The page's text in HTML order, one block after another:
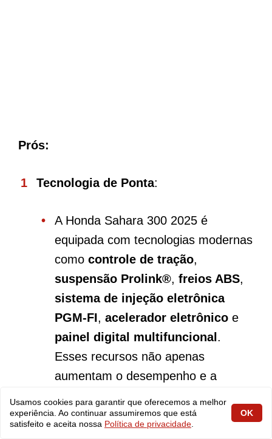
Prós:
Tecnologia de Ponta:
A Honda Sahara 300 2025 é
equipada com tecnologias modernas
como controle de tração,
suspensão Prolink®, freios ABS,
sistema de injeção eletrônica
PGM-FI, acelerador eletrônico e
painel digital multifuncional .
Esses recursos não apenas
aumentam o desempenho e a
mais conforto e praticidade ao piloto,
Usamos cookies para garantir que oferecemos a melhor
experiência. Ao continuar assumiremos que está
satisfeito e aceita nossa Política de privacidade
OK